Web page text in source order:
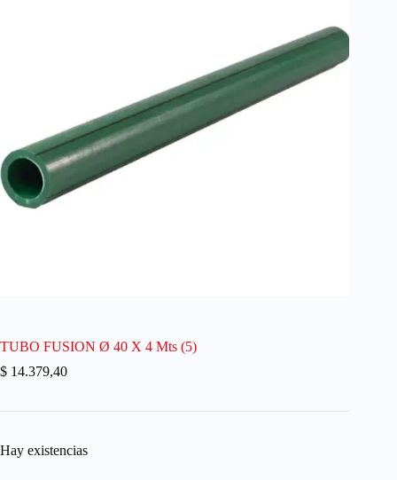
TUBO FUSION Ø 40 X 4 Mts (5)
$ 14.379,40
Hay existencias